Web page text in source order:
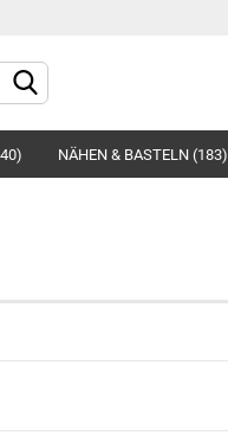
NÄHEN & BASTELN (183)